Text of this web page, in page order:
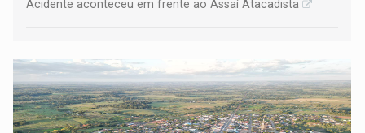
Acidente aconteceu em frente ao Assaí Atacadista